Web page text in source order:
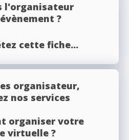
l'organisateur
?
cette fiche...
organisateur,
nos services
organiser votre
virtuelle ?